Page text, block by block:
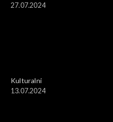
27.07.2024
Kulturalni
13.07.2024